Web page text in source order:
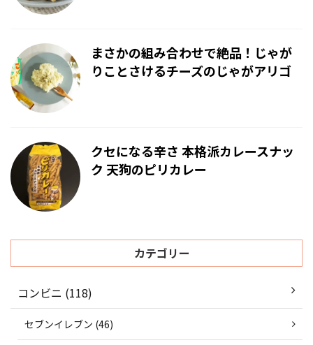
まさかの組み合わせで絶品！じゃが
りことさけるチーズのじゃがアリゴ
クセになる辛さ 本格派カレースナッ
ク 天狗のピリカレー
カテゴリー
コンビニ (118)
セブンイレブン (46)